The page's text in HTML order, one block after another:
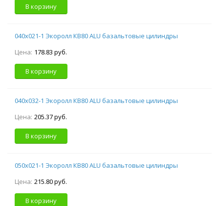
В корзину
040х021-1 Экоролл КВ80 ALU базальтовые цилиндры
Цена: 178.83 руб.
В корзину
040х032-1 Экоролл КВ80 ALU базальтовые цилиндры
Цена: 205.37 руб.
В корзину
050х021-1 Экоролл КВ80 ALU базальтовые цилиндры
Цена: 215.80 руб.
В корзину